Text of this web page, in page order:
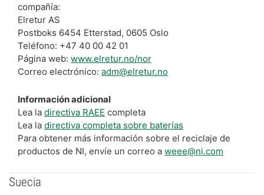
compañía:
Elretur AS
Postboks 6454 Etterstad, 0605 Oslo
Teléfono: +47 40 00 42 01
Página web: www.elretur.no/nor
Correo electrónico: adm@elretur.no
Información adicional
Lea la directiva RAEE completa
Lea la directiva completa sobre baterías
Para obtener más información sobre el reciclaje de
productos de NI, envíe un correo a weee@ni.com
Suecia